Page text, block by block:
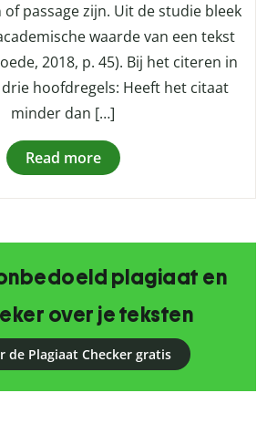
passage zijn. Uit de studie bleek
waarde van een tekst
2018, p. 45). Bij het citeren in
hoofdregels: Heeft het citaat
minder dan […]
Read more
plagiaat en
over je teksten
de Plagiaat Checker gratis